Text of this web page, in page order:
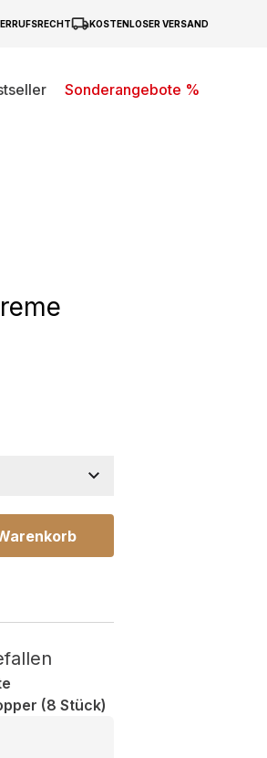
KOSTENLOSER VERSAND
Sonderangebote %
(8 Stück)